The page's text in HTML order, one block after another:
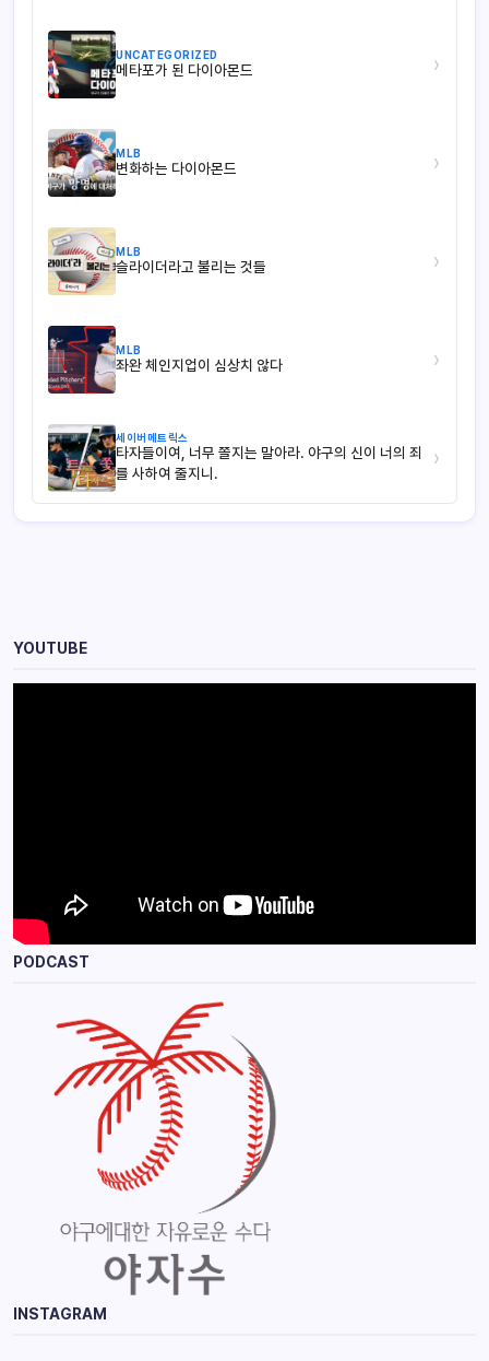
UNCATEGORIZED
메타포가 된 다이아몬드 ›
MLB
변화하는 다이아몬드 ›
MLB
슬라이더라고 불리는 것들 ›
MLB
좌완 체인지업이 심상치 않다 ›
세이버메트릭스
타자들이여, 너무 쫄지는 말아라. 야구의 신이 너의 죄
를 사하여 줄지니.
›
YOUTUBE
PODCAST
INSTAGRAM